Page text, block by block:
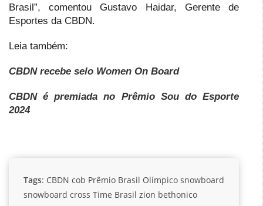
Brasil”, comentou Gustavo Haidar, Gerente de
Esportes da CBDN.
Leia também:
CBDN recebe selo Women On Board
CBDN é premiada no Prêmio Sou do Esporte
2024
Tags: CBDN cob Prêmio Brasil Olímpico snowboard
snowboard cross Time Brasil zion bethonico